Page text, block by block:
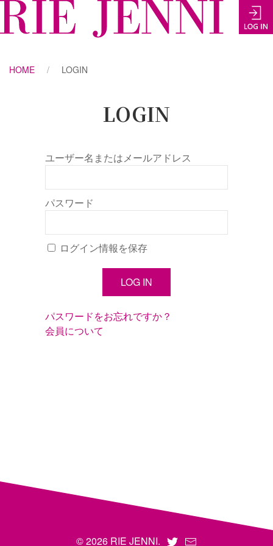
HOME LOGIN
LOGIN
ユーザー名またはメールアドレス
パスワード
ログイン情報を保存
パスワードをお忘れですか？
会員について
© 2026 RIE JENNI.